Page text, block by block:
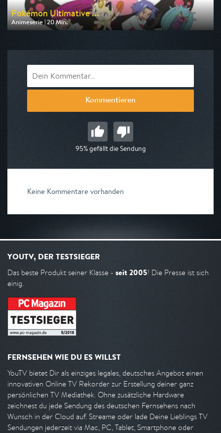
Pokémon Ultimative ...
Animeserie | 20 Min.
Ausgestrahlt von Toggo Plus
Kommentieren
95% gefällt die Sendung
Keine Kommentare vorhanden
YOUTV, DER TESTSIEGER
Das beste Produkt seiner Klasse - seit 2005! Die Presse ist sich
einig.
FERNSEHEN WIE DU ES WILLST
YouTV bietet Dir als einziges legales, deutsches Angebot einen
innovativen Online TV Rekorder zur Erstellung deiner ganz
persönlichen TV Mediathek. Ohne zusätzliche Hardware
zeichnest du jede Sendung des deutschen Fernsehens nach
Wunsch in der Cloud auf. Streame oder lade Deine Lieblings TV
Sendungen jederzeit via Mac, PC, Tablet, Smartphone oder